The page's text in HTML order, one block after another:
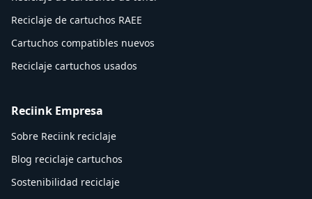
Reciclaje de cartuchos RAEE
Cartuchos compatibles nuevos
Reciclaje cartuchos usados
Reciink Empresa
Sobre Reciink reciclaje
Blog reciclaje cartuchos
Sostenibilidad reciclaje